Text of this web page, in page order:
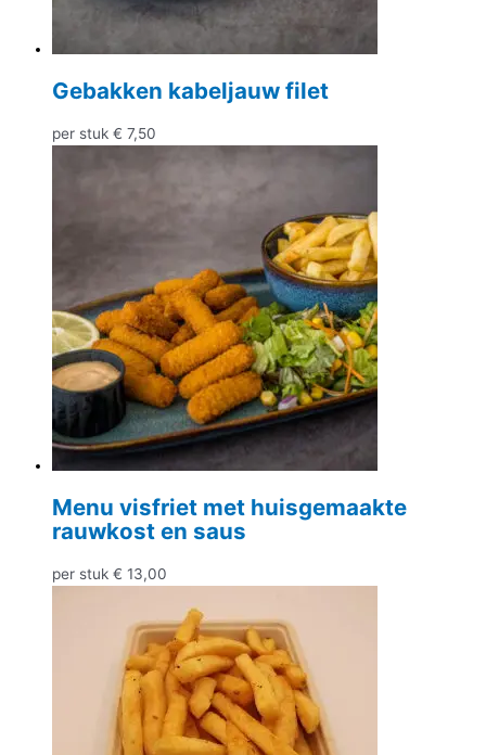
Gebakken kabeljauw filet
per stuk € 7,50
Menu visfriet met huisgemaakte
rauwkost en saus
per stuk € 13,00